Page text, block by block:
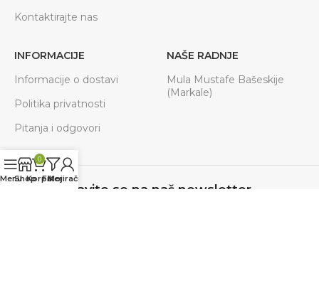
Kontaktirajte nas
INFORMACIJE
Informacije o dostavi
Politika privatnosti
Pitanja i odgovori
NAŠE RADNJE
Mula Mustafe Bašeskije
(Markale)
Prijavite se na naš newsletter
MenuShop
0
KorpaFilteri
Moj račun